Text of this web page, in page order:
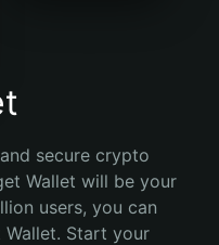
secure crypto
Wallet will be your
users, you can
Start your